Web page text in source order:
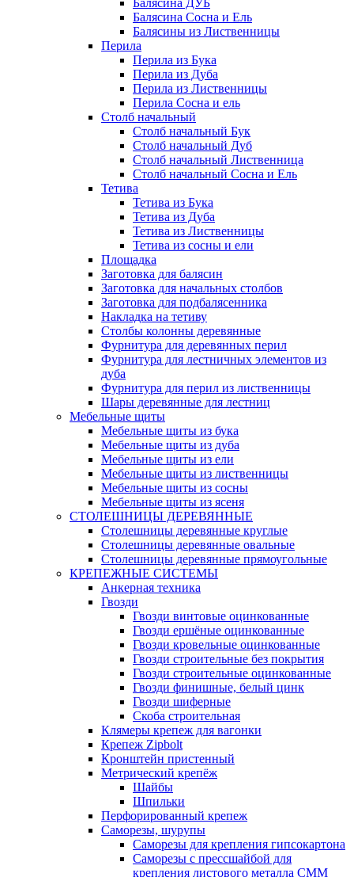
Балясина ДУБ
Балясина Сосна и Ель
Балясины из Лиственницы
Перила
Перила из Бука
Перила из Дуба
Перила из Лиственницы
Перила Сосна и ель
Столб начальный
Столб начальный Бук
Столб начальный Дуб
Столб начальный Лиственница
Столб начальный Сосна и Ель
Тетива
Тетива из Бука
Тетива из Дуба
Тетива из Лиственницы
Тетива из сосны и ели
Площадка
Заготовка для балясин
Заготовка для начальных столбов
Заготовка для подбалясенника
Накладка на тетиву
Столбы колонны деревянные
Фурнитура для деревянных перил
Фурнитура для лестничных элементов из
дуба
Фурнитура для перил из лиственницы
Шары деревянные для лестниц
Мебельные щиты
Мебельные щиты из бука
Мебельные щиты из дуба
Мебельные щиты из ели
Мебельные щиты из лиственницы
Мебельные щиты из сосны
Мебельные щиты из ясеня
СТОЛЕШНИЦЫ ДЕРЕВЯННЫЕ
Столешницы деревянные круглые
Столешницы деревянные овальные
Столешницы деревянные прямоугольные
КРЕПЕЖНЫЕ СИСТЕМЫ
Анкерная техника
Гвозди
Гвозди винтовые оцинкованные
Гвозди ершёные оцинкованные
Гвозди кровельные оцинкованные
Гвозди строительные без покрытия
Гвозди строительные оцинкованные
Гвозди финишные, белый цинк
Гвозди шиферные
Скоба строительная
Клямеры крепеж для вагонки
Крепеж Zipbolt
Кронштейн пристенный
Метрический крепёж
Шайбы
Шпильки
Перфорированный крепеж
Саморезы, шурупы
Саморезы для крепления гипсокартона
Саморезы с прессшайбой для
крепления листового металла СММ